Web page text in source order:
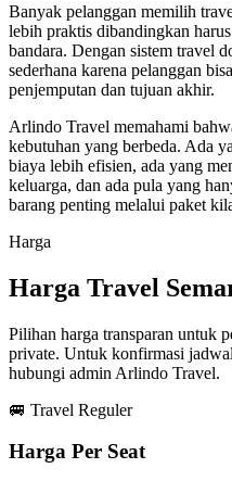
Banyak pelanggan memilih
lebih praktis dibandingkan
bandara. Dengan sistem travel
sederhana karena pelanggan
penjemputan dan tujuan akhir.
Arlindo Travel memahami
kebutuhan yang berbeda. Ada
biaya lebih efisien, ada yang
keluarga, dan ada pula yang
barang penting melalui paket
Harga
Harga Travel
Pilihan harga transparan untuk
private. Untuk konfirmasi
hubungi admin Arlindo Travel.
🚐 Travel Reguler
Harga Per Seat